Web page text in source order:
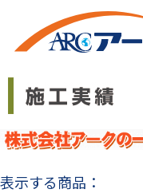
表示する商品：